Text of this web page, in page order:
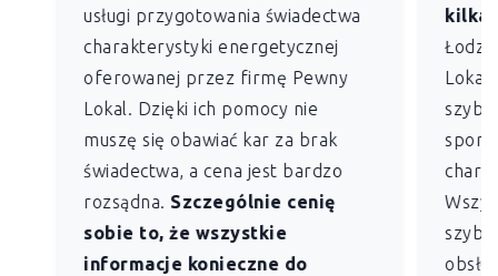
usługi przygotowania świadectwa
charakterystyki energetycznej
oferowanej przez firmę Pewny
Lokal. Dzięki ich pomocy nie
muszę się obawiać kar za brak
świadectwa, a cena jest bardzo
rozsądna. Szczególnie cenię
sobie to, że wszystkie
informacje konieczne do
Łodzi)
Lokal